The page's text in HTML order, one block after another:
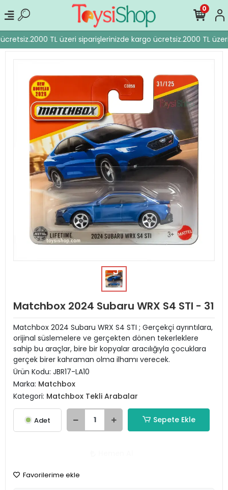
2000 TL üzeri siparişlerinizde kargo ücretsiz.2000 TL
0
Matchbox 2024 Subaru WRX S4 STI - 31
Matchbox 2024 Subaru WRX S4 STI ; Gerçekçi ayrıntılara,
orijinal süslemelere ve gerçekten dönen tekerleklere
sahip bu araçlar, bire bir kopyalar aracılığıyla çocuklara
gerçek birer kahraman olma ilhamı verecek.
Ürün Kodu: JBR17-LA10
Marka: Matchbox
Kategori: Matchbox Tekli Arabalar
Adet Sepete Ekle
Favorilerime ekle